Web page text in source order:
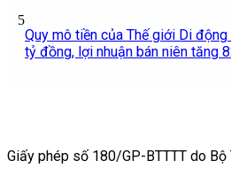
5
Quy mô tiền của Thế giới Di
tỷ đồng, lợi nhuận bán niên tăng
Giấy phép số 180/GP-BTTTT do